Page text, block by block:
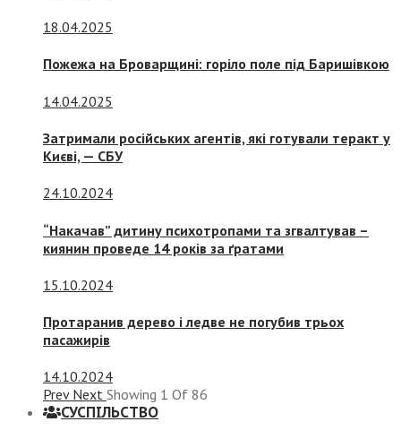
18.04.2025
Пожежа на Броварщині: горіло поле під Баришівкою
14.04.2025
Затримали російських агентів, які готували теракт у
Києві, — СБУ
24.10.2024
“Накачав” дитину психотропами та згвалтував –
киянин проведе 14 років за ґратами
15.10.2024
Протаранив дерево і ледве не погубив трьох
пасажирів
14.10.2024
Prev Next Showing 1 Of 86
СУСПIЛЬСТВО